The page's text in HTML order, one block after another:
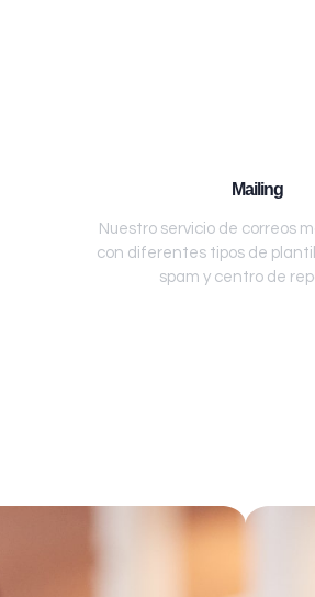
Mailing
Nuestro servicio de correos
con diferentes tipos de
spam y centro de